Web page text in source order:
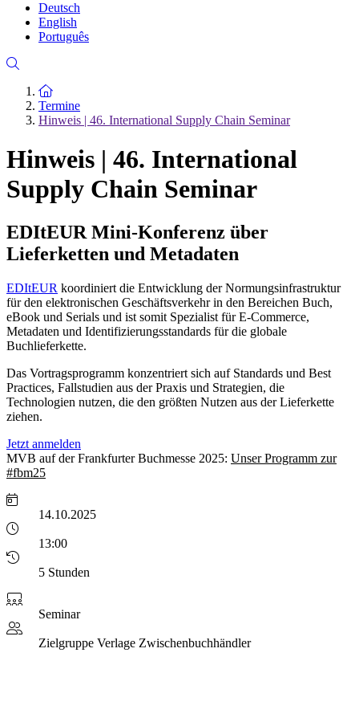
Deutsch
English
Português
Zur Startseite
Termine
Hinweis | 46. International Supply Chain Seminar
Hinweis | 46. International
Supply Chain Seminar
EDItEUR Mini-Konferenz über
Lieferketten und Metadaten
EDItEUR koordiniert die Entwicklung der Normungsinfrastruktur
für den elektronischen Geschäftsverkehr in den Bereichen Buch,
eBook und Serials und ist somit Spezialist für E-Commerce,
Metadaten und Identifizierungsstandards für die globale
Buchlieferkette.
Das Vortragsprogramm konzentriert sich auf Standards und Best
Practices, Fallstudien aus der Praxis und Strategien, die
Technologien nutzen, die den größten Nutzen aus der Lieferkette
ziehen.
Jetzt anmelden
MVB auf der Frankfurter Buchmesse 2025: Unser Programm zur
#fbm25
14.10.2025
13:00
5 Stunden
Seminar
Zielgruppe Verlage Zwischenbuchhändler